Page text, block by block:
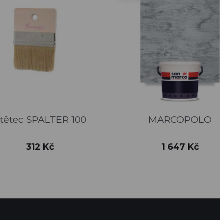
Rychlý náhled
SPALTER 100
Cena
312 Kč
Rychlý náhled
ARGENTO
BRONZO
RAME ORO+75
MARCOPOLO
Cena
1 647 Kč